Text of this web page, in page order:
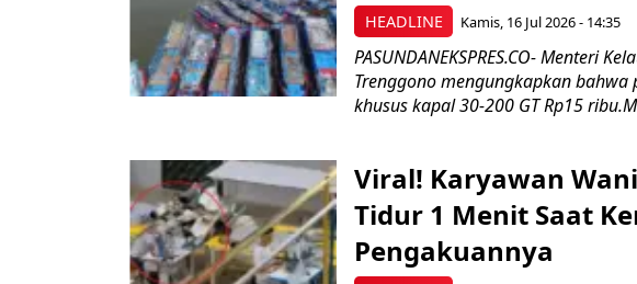
HEADLINE Kamis, 16 Jul 2026 - 14:35
PASUNDANEKSPRES.CO- Menteri
Trenggono mengungkapkan
khusus kapal 30-200 GT Rp15
Viral! Karyawan
Tidur 1 Menit Saat
Pengakuannya